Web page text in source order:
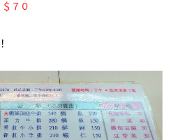
＄７０